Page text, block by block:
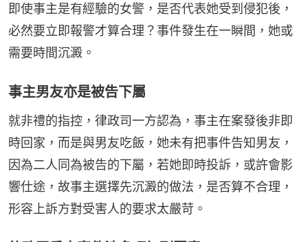
即使事主是有經驗的女警，是否代表她受到侵犯後，
必然要立即報警才算合理？事件發生在一瞬間，她或
需要時間沉澱。
事主男友亦是被告下屬
就非禮的指控，律政司一方認為，事主在案發後非即
時回家，而是與男友吃飯，她未有把事件告知男友，
因為二人同為被告的下屬，若她即時投訴，或許會影
響仕途，故事主選擇先沉澱的做法，是否算不合理，
形容上訴方對受害人的要求太嚴苛。